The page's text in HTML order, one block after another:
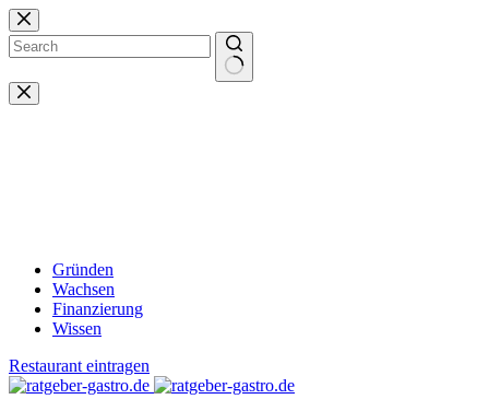
Zum
Inhalt
springen
Keine
Ergebnisse
Gründen
Wachsen
Finanzierung
Wissen
Restaurant eintragen